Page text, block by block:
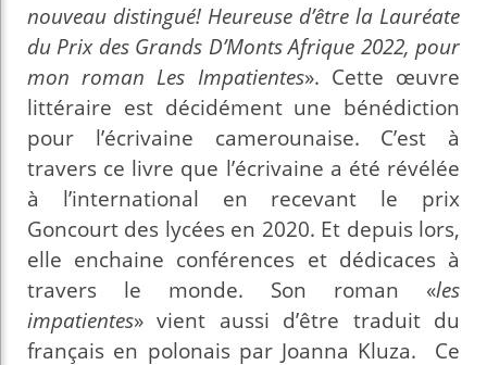
nouveau distingué! Heureuse d’être la Lauréate
du Prix des Grands D’Monts Afrique 2022, pour
mon roman Les Impatientes». Cette œuvre
littéraire est décidément une bénédiction
pour l’écrivaine camerounaise. C’est à
travers ce livre que l’écrivaine a été révélée
à l’international en recevant le prix
Goncourt des lycées en 2020. Et depuis lors,
elle enchaine conférences et dédicaces à
travers le monde. Son roman «les
impatientes» vient aussi d’être traduit du
français en polonais par Joanna Kluza. Ce